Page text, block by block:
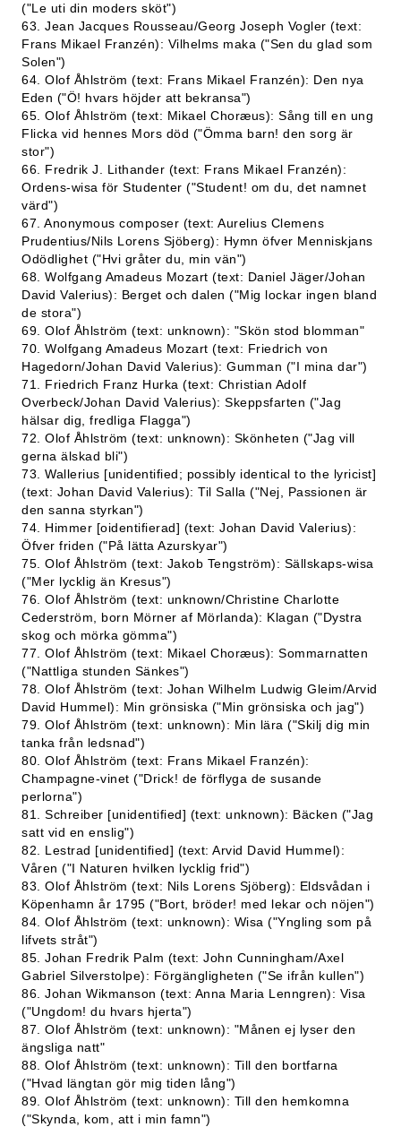
("Le uti din moders sköt")
63. Jean Jacques Rousseau/Georg Joseph Vogler (text:
Frans Mikael Franzén): Vilhelms maka ("Sen du glad som
Solen")
64. Olof Åhlström (text: Frans Mikael Franzén): Den nya
Eden ("Ö! hvars höjder att bekransa")
65. Olof Åhlström (text: Mikael Choræus): Sång till en ung
Flicka vid hennes Mors död ("Ömma barn! den sorg är
stor")
66. Fredrik J. Lithander (text: Frans Mikael Franzén):
Ordens-wisa för Studenter ("Student! om du, det namnet
värd")
67. Anonymous composer (text: Aurelius Clemens
Prudentius/Nils Lorens Sjöberg): Hymn öfver Menniskjans
Odödlighet ("Hvi gråter du, min vän")
68. Wolfgang Amadeus Mozart (text: Daniel Jäger/Johan
David Valerius): Berget och dalen ("Mig lockar ingen bland
de stora")
69. Olof Åhlström (text: unknown): "Skön stod blomman"
70. Wolfgang Amadeus Mozart (text: Friedrich von
Hagedorn/Johan David Valerius): Gumman ("I mina dar")
71. Friedrich Franz Hurka (text: Christian Adolf
Overbeck/Johan David Valerius): Skeppsfarten ("Jag
hälsar dig, fredliga Flagga")
72. Olof Åhlström (text: unknown): Skönheten ("Jag vill
gerna älskad bli")
73. Wallerius [unidentified; possibly identical to the lyricist]
(text: Johan David Valerius): Til Salla ("Nej, Passionen är
den sanna styrkan")
74. Himmer [oidentifierad] (text: Johan David Valerius):
Öfver friden ("På lätta Azurskyar")
75. Olof Åhlström (text: Jakob Tengström): Sällskaps-wisa
("Mer lycklig än Kresus")
76. Olof Åhlström (text: unknown/Christine Charlotte
Cederström, born Mörner af Mörlanda): Klagan ("Dystra
skog och mörka gömma")
77. Olof Åhlström (text: Mikael Choræus): Sommarnatten
("Nattliga stunden Sänkes")
78. Olof Åhlström (text: Johan Wilhelm Ludwig Gleim/Arvid
David Hummel): Min grönsiska ("Min grönsiska och jag")
79. Olof Åhlström (text: unknown): Min lära ("Skilj dig min
tanka från ledsnad")
80. Olof Åhlström (text: Frans Mikael Franzén):
Champagne-vinet ("Drick! de förflyga de susande
perlorna")
81. Schreiber [unidentified] (text: unknown): Bäcken ("Jag
satt vid en enslig")
82. Lestrad [unidentified] (text: Arvid David Hummel):
Våren ("I Naturen hvilken lycklig frid")
83. Olof Åhlström (text: Nils Lorens Sjöberg): Eldsvådan i
Köpenhamn år 1795 ("Bort, bröder! med lekar och nöjen")
84. Olof Åhlström (text: unknown): Wisa ("Yngling som på
lifvets stråt")
85. Johan Fredrik Palm (text: John Cunningham/Axel
Gabriel Silverstolpe): Förgängligheten ("Se ifrån kullen")
86. Johan Wikmanson (text: Anna Maria Lenngren): Visa
("Ungdom! du hvars hjerta")
87. Olof Åhlström (text: unknown): "Månen ej lyser den
ängsliga natt"
88. Olof Åhlström (text: unknown): Till den bortfarna
("Hvad längtan gör mig tiden lång")
89. Olof Åhlström (text: unknown): Till den hemkomna
("Skynda, kom, att i min famn")